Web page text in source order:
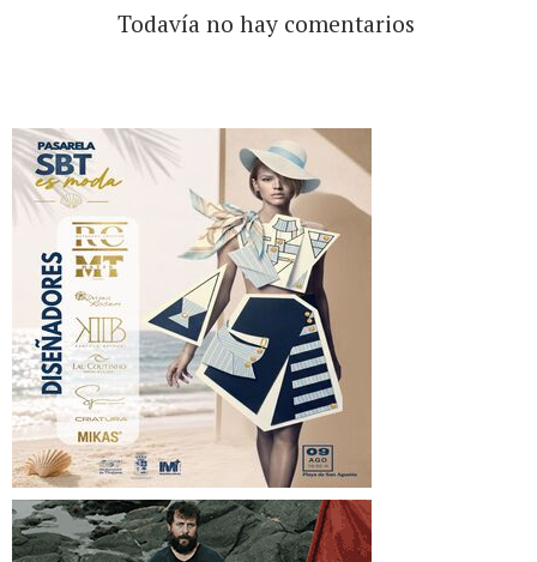
Todavía no hay comentarios